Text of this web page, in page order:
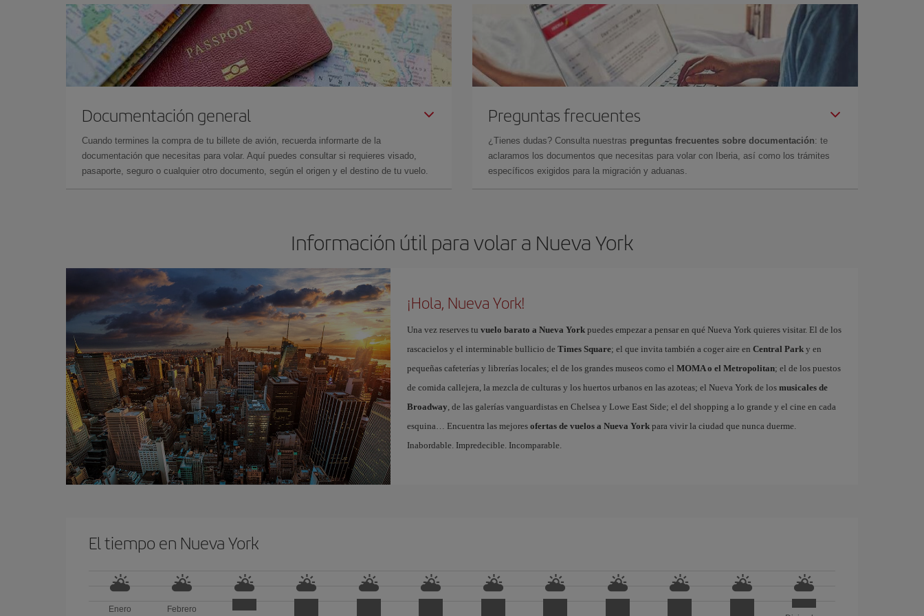
Documentación general
Cuando termines la compra de tu billete de avión, recuerda informarte de la
documentación que necesitas para volar. Aquí puedes consultar si requieres visado,
pasaporte, seguro o cualquier otro documento, según el origen y el destino de tu vuelo.
Preguntas frecuentes
¿Tienes dudas? Consulta nuestras preguntas frecuentes sobre documentación: te
aclaramos los documentos que necesitas para volar con Iberia, así como los trámites
específicos exigidos para la migración y aduanas.
Información útil para volar a Nueva York
¡Hola, Nueva York!
Una vez reserves tu vuelo barato a Nueva Yorkpuedes empezar a pensar en qué Nueva York quieres visitar. El de los
rascacielos y el interminable bullicio de Times Square; el que invita también a coger aire en Central Parky en
pequeñas cafeterías y librerías locales; el de los grandes museos como el MOMA o el Metropolitan; el de los puestos
de comida callejera, la mezcla de culturas y los huertos urbanos en las azoteas; el Nueva York de los musicales de
Broadway, de las galerías vanguardistas en Chelsea y Lowe East Side; el del shopping a lo grande y el cine en cada
esquina… Encuentra las mejores ofertas de vuelos a Nueva Yorkpara vivir la ciudad que nunca duerme.
Inabordable. Impredecible. Incomparable.
El tiempo en Nueva York
Enero
Febrero